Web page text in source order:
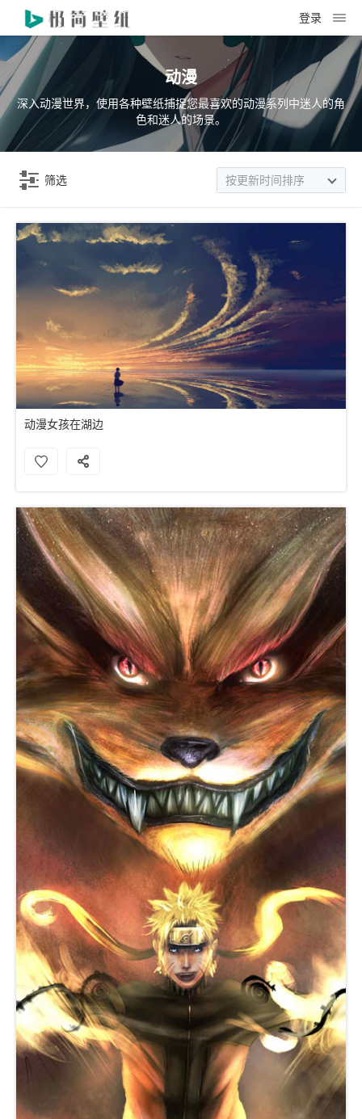
登录
动漫
深入动漫世界，使用各种壁纸捕捉您最喜欢的动漫系列中迷人的角
色和迷人的场景。
筛选 按更新时间排序
动漫女孩在湖边